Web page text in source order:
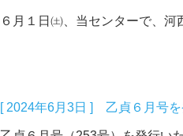
６月１日㈯、当センターで、
[ 2024年6月3日 ] 乙貞６月号を